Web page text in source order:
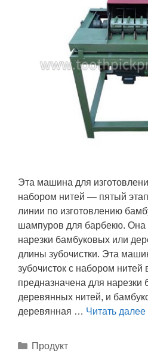
Эта машина для
набором нитей — пятый
линии по изготовлению
шампуров для барбекю. Она
нарезки бамбуковых или
длины зубочистки. Эта
зубочисток с набором нитей
предназначена для нарезки
деревянных нитей, и
деревянная … Читать далее
Рубрики
Продукт